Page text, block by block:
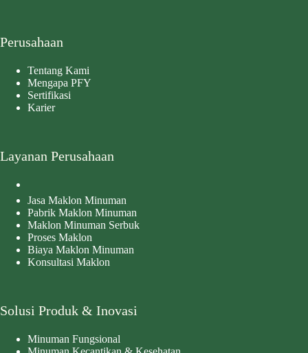
Perusahaan
Tentang Kami
Mengapa PFY
Sertifikasi
Karier
Layanan Perusahaan
Jasa Maklon Minuman
Pabrik Maklon Minuman
Maklon Minuman Serbuk
Proses Maklon
Biaya Maklon Minuman
Konsultasi Maklon
Solusi Produk & Inovasi
Minuman Fungsional